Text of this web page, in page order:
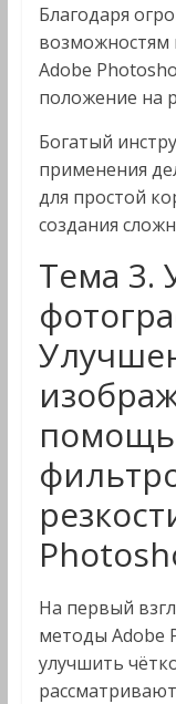
Благодаря
возможностям
Adobe
положение на
Богатый
применения
для простой
создания
Тема 3.
На первый
методы Adobe
улучшить